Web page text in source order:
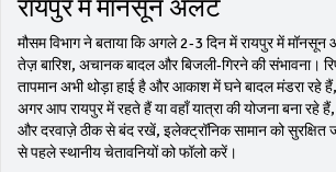
रायपुर में मॉनसून अलर्ट
मौसम विभाग ने बताया कि अगले 2‑3 दिन में रायपुर में
तेज़ बारिश, अचानक बादल और बिजली‑गिरने की संभावना।
तापमान अभी थोड़ा हाई है और आकाश में घने बादल मंडरा रहे
अगर आप रायपुर में रहते हैं या वहाँ यात्रा की योजना बना रहे
और दरवाज़े ठीक से बंद रखें, इलेक्ट्रॉनि​क सामान को
से पहले स्थानीय चेतावनियों को फॉलो करें।